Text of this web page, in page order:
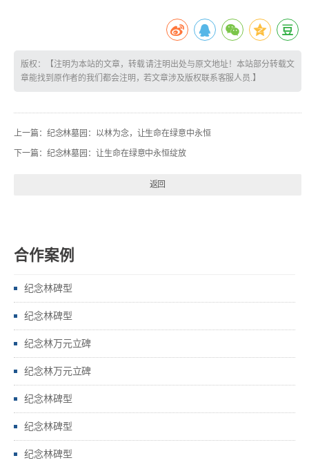
版权：【注明为本站的文章，转载请注明出处与原文地址！本站部分转载文
章能找到原作者的我们都会注明，若文章涉及版权联系客服人员.】
上一篇： 纪念林墓园：以林为念，让生命在绿意中永恒
下一篇： 纪念林墓园：让生命在绿意中永恒绽放
返回
合作案例
纪念林碑型
纪念林碑型
纪念林万元立碑
纪念林万元立碑
纪念林碑型
纪念林碑型
纪念林碑型